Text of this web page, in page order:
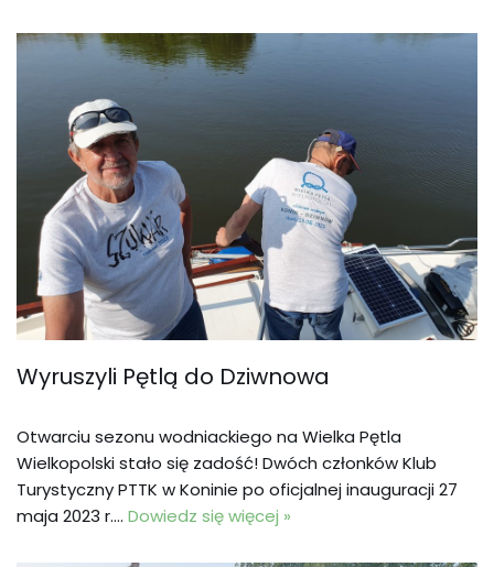
Wyruszyli Pętlą do Dziwnowa
Otwarciu sezonu wodniackiego na Wielka Pętla
Wielkopolski stało się zadość! Dwóch członków Klub
Turystyczny PTTK w Koninie po oficjalnej inauguracji 27
maja 2023 r.… Dowiedz się więcej »